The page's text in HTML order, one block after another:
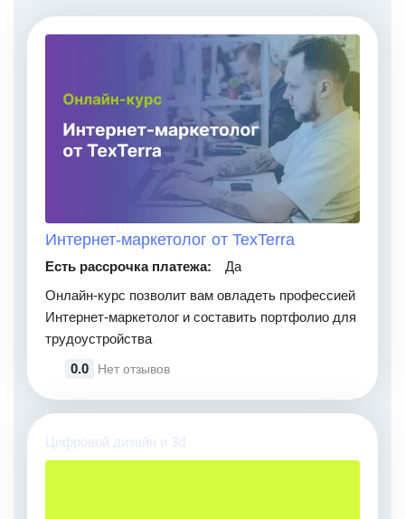
Интернет-маркетолог от TexTerra
Есть рассрочка платежа:
Да
Онлайн-курс позволит вам овладеть профессией
Интернет-маркетолог и составить портфолио для
трудоустройства
0.0
Нет отзывов
Цифровой дизайн и 3d